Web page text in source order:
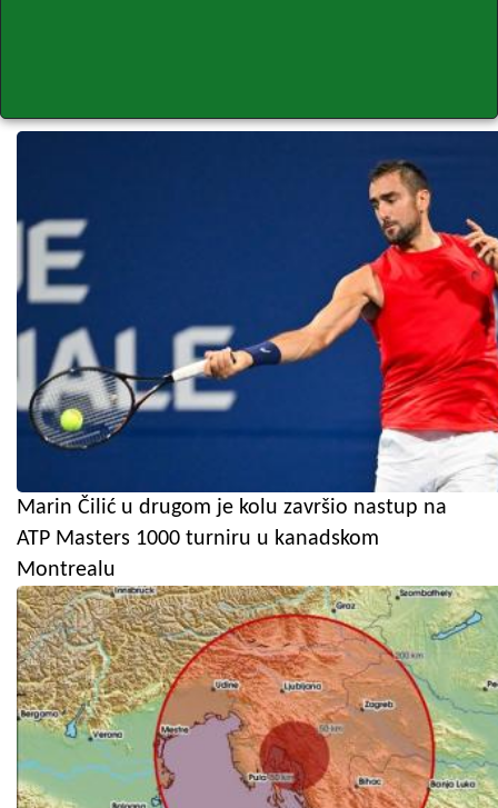
Marin Čilić u drugom je kolu završio nastup na
ATP Masters 1000 turniru u kanadskom
Montrealu